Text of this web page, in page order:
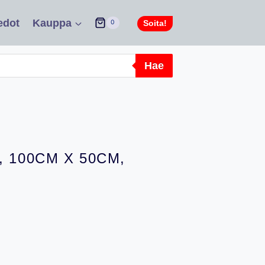
Kauppa 0 Soita!
Hae
100CM X 50CM,